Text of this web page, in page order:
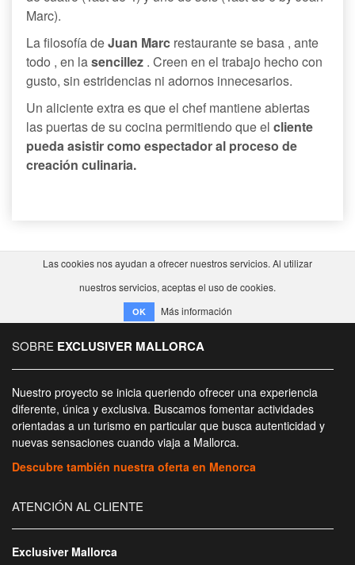
Marc).
La filosofía deJuan Marc restaurante se basa , ante
todo , en lasencillez . Creen en el trabajo hecho con
gusto, sin estridencias ni adornos innecesarios.
Un aliciente extra es que el chef mantiene abiertas
las puertas de su cocina permitiendo que el cliente
pueda asistir como espectador al proceso de
creación culinaria.
Las cookies nos ayudan a ofrecer nuestros servicios. Al utilizar
nuestros servicios, aceptas el uso de cookies.
OK Más información
SOBRE EXCLUSIVER MALLORCA
Nuestro proyecto se inicia queriendo ofrecer una experiencia
diferente, única y exclusiva. Buscamos fomentar actividades
orientadas a un turismo en particular que busca autenticidad y
nuevas sensaciones cuando viaja a Mallorca.
Descubre también nuestra oferta en Menorca
ATENCIÓN AL CLIENTE
Exclusiver Mallorca